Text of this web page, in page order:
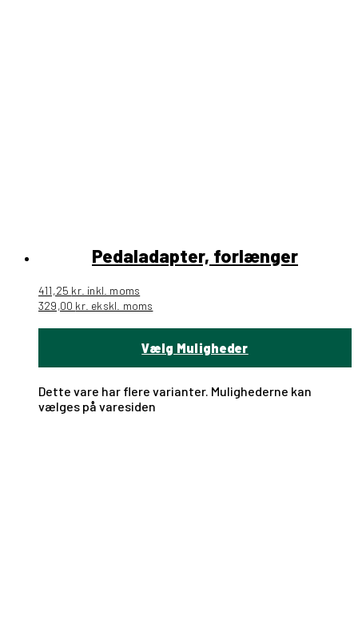
Pedaladapter, forlænger
411,25 kr. inkl. moms
329,00 kr. ekskl. moms
Vælg Muligheder
Dette vare har flere varianter. Mulighederne kan
vælges på varesiden